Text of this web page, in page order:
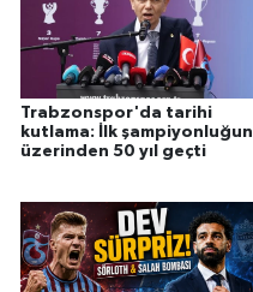
Trabzonspor'da tarihi
kutlama: İlk şampiyonluğun
üzerinden 50 yıl geçti